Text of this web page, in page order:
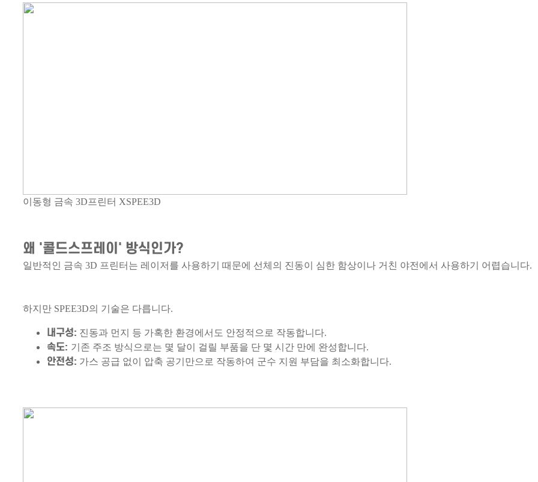
이동형 금속 3D프린터 XSPEE3D
왜 '콜드스프레이' 방식인가?
일반적인 금속 3D 프린터는 레이저를 사용하기 때문에 선체의 진동이 심한 함상이나 거친 야전에서 사용하기 어렵습니다.
하지만 SPEE3D의 기술은 다릅니다.
내구성: 진동과 먼지 등 가혹한 환경에서도 안정적으로 작동합니다.
속도: 기존 주조 방식으로는 몇 달이 걸릴 부품을 단 몇 시간 만에 완성합니다.
안전성: 가스 공급 없이 압축 공기만으로 작동하여 군수 지원 부담을 최소화합니다.